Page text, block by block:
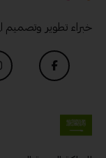
خبراء تطوير وتصميم